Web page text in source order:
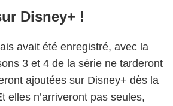
Disney+ !
avait été enregistré, avec la
3 et 4 de la série ne tarderont
ajoutées sur Disney+ dès la
elles n’arriveront pas seules,